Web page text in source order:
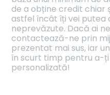
de a obține credit chiar
astfel încât îți vei putea
neprevăzute. Dacă ai
contactează-ne prin
prezentat mai sus, iar
în scurt timp pentru a-ți
personalizată!